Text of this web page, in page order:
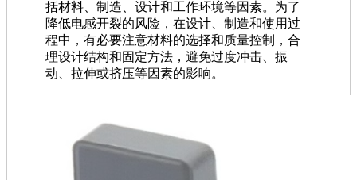
括材料、制造、设计和工作环境等因素。为了
降低电感开裂的风险，在设计、制造和使用过
程中，有必要注意材料的选择和质量控制，合
理设计结构和固定方法，避免过度冲击、振
动、拉伸或挤压等因素的影响。